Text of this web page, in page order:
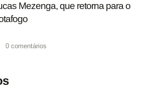
Mezenga, que retorna para o
0 comentários